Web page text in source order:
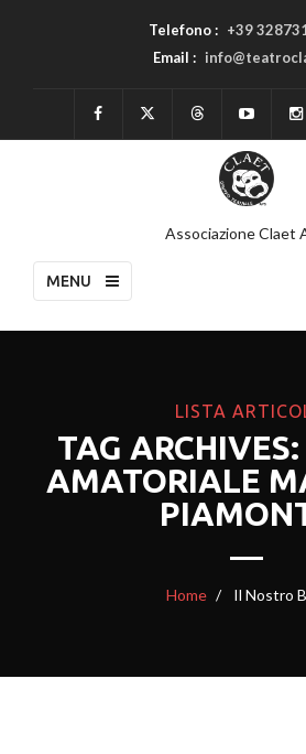
Telefono : +39
Email :
Associazione Claet
MENU
LISTA
TAG
AMATORIALE
Home Il Nostro